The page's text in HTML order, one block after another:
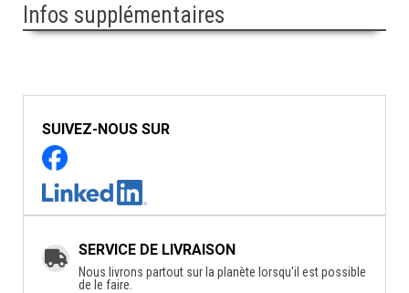
Infos supplémentaires
SUIVEZ-NOUS SUR
SERVICE DE LIVRAISON
Nous livrons partout sur la planète lorsqu'il est possible
de le faire.